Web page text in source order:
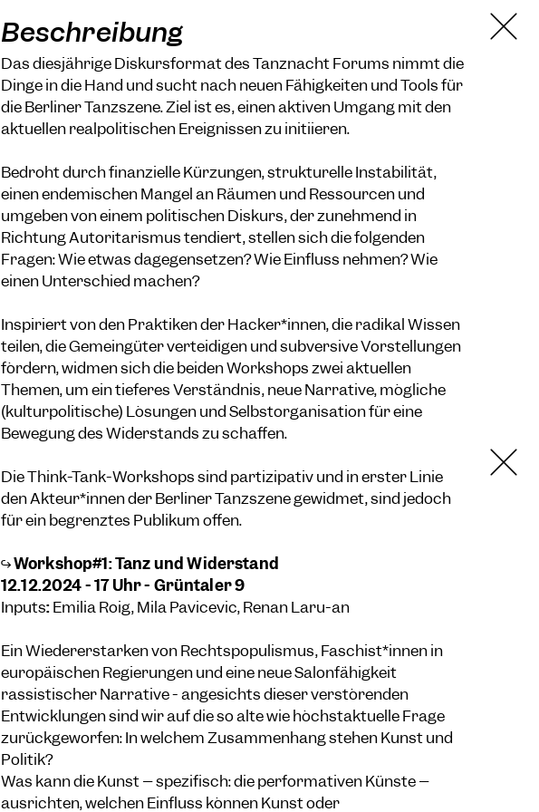
Beschreibung
Das diesjährige Diskursformat des Tanznacht Forums nimmt die
Dinge in die Hand und sucht nach neuen Fähigkeiten und Tools für
die Berliner Tanzszene. Ziel ist es, einen aktiven Umgang mit den
aktuellen realpolitischen Ereignissen zu initiieren.
Bedroht durch finanzielle Kürzungen, strukturelle Instabilität,
einen endemischen Mangel an Räumen und Ressourcen und
umgeben von einem politischen Diskurs, der zunehmend in
Richtung Autoritarismus tendiert, stellen sich die folgenden
Fragen: Wie etwas dagegensetzen? Wie Einfluss nehmen? Wie
einen Unterschied machen?
Inspiriert von den Praktiken der Hacker*innen, die radikal Wissen
teilen, die Gemeingüter verteidigen und subversive Vorstellungen
fördern, widmen sich die beiden Workshops zwei aktuellen
Themen, um ein tieferes Verständnis, neue Narrative, mögliche
(kulturpolitische) Lösungen und Selbstorganisation für eine
Bewegung des Widerstands zu schaffen.
Die Think-Tank-Workshops sind partizipativ und in erster Linie
den Akteur*innen der Berliner Tanzszene gewidmet, sind jedoch
für ein begrenztes Publikum offen.
↪Workshop#1: Tanz und Widerstand
12.12.2024 - 17 Uhr - Grüntaler 9
Inputs:Emilia Roig, Mila Pavicevic, Renan Laru-an
Ein Wiedererstarken von Rechtspopulismus, Faschist*innen in
europäischen Regierungen und eine neue Salonfähigkeit
rassistischer Narrative - angesichts dieser verstörenden
Entwicklungen sind wir auf die so alte wie höchstaktuelle Frage
zurückgeworfen: In welchem Zusammenhang stehen Kunst und
Politik?
Was kann die Kunst – spezifisch: die performativen Künste –
ausrichten, welchen Einfluss können Kunst oder